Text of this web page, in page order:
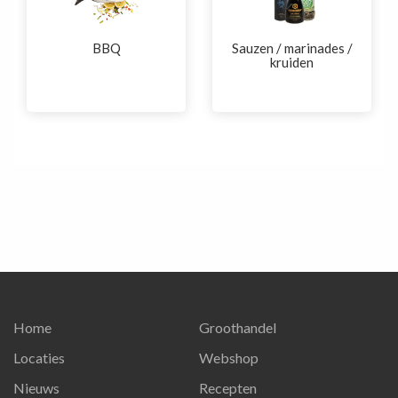
BBQ
Sauzen / marinades /
kruiden
Home
Locaties
Nieuws
Groothandel
Webshop
Recepten